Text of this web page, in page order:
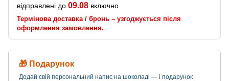
відправлені до 09.08 включно
Термінова доставка / бронь – узгоджується після
оформлення замовлення.
🎁 Подарунок
Додай свій персональний напис на шоколаді — і подарунок